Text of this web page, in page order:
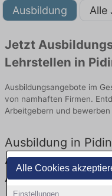
Alle Cookies
Einstellungen
Ausbildung Alle
Jetzt
Lehrstellen in
Ausbildungsangebote im
von namhaften Firmen.
Arbeitgebern und
Ausbildung in
Aktuell gibt es
Ausbildung in